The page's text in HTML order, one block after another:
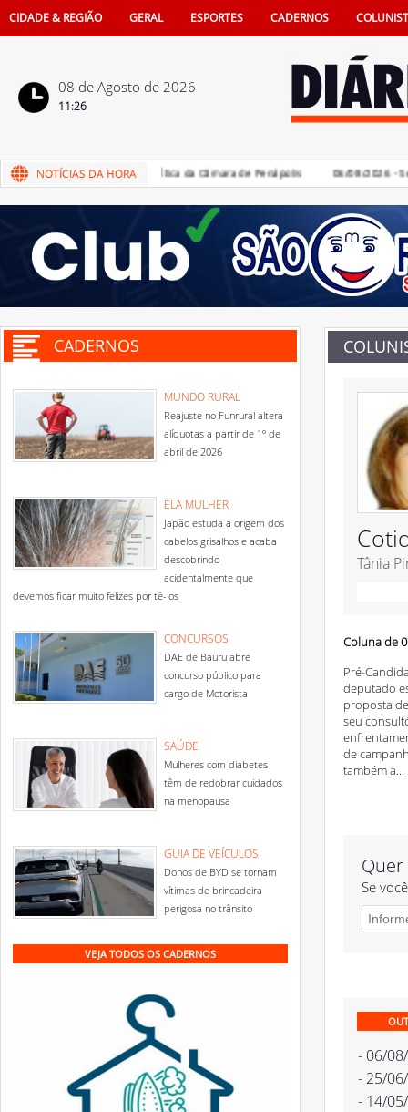
CIDADE & REGIÃO GERAL ESPORTES CADERNOS
08 de Agosto de 2026
11:26
devem votar Código de Ética da Câmara de Penápolis 06/08/2026 -
CADERNOS
MUNDO RURAL
Reajuste no Funrural altera
alíquotas a partir de 1º de
abril de 2026
ELA MULHER
Japão estuda a origem dos
cabelos grisalhos e acaba
descobrindo
acidentalmente que
devemos ficar muito felizes por tê-los
CONCURSOS
DAE de Bauru abre
concurso público para
cargo de Motorista
SAÚDE
Mulheres com diabetes
têm de redobrar cuidados
na menopausa
GUIA DE VEÍCULOS
Donos de BYD se tornam
vítimas de brincadeira
perigosa no trânsito
VEJA TODOS OS CADERNOS
Tânia
Coluna de
Pré-
deputado
proposta
seu
de
também a...
Se
- 06/
- 25/
- 14/